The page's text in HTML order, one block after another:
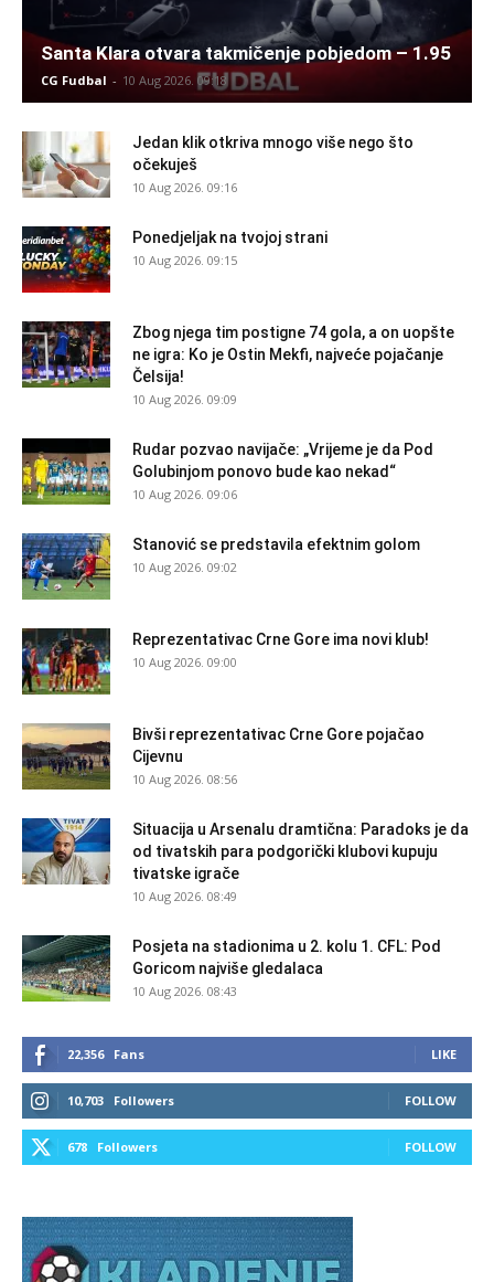
Santa Klara otvara takmičenje pobjedom – 1.95
CG Fudbal - 10 Aug 2026. 09:18
Jedan klik otkriva mnogo više nego što
očekuješ
10 Aug 2026. 09:16
Ponedjeljak na tvojoj strani
10 Aug 2026. 09:15
Zbog njega tim postigne 74 gola, a on uopšte
ne igra: Ko je Ostin Mekfi, najveće pojačanje
Čelsija!
10 Aug 2026. 09:09
Rudar pozvao navijače: „Vrijeme je da Pod
Golubinjom ponovo bude kao nekad“
10 Aug 2026. 09:06
Stanović se predstavila efektnim golom
10 Aug 2026. 09:02
Reprezentativac Crne Gore ima novi klub!
10 Aug 2026. 09:00
Bivši reprezentativac Crne Gore pojačao
Cijevnu
10 Aug 2026. 08:56
Situacija u Arsenalu dramtična: Paradoks je da
od tivatskih para podgorički klubovi kupuju
tivatske igrače
10 Aug 2026. 08:49
Posjeta na stadionima u 2. kolu 1. CFL: Pod
Goricom najviše gledalaca
10 Aug 2026. 08:43
22,356 Fans LIKE
10,703 Followers FOLLOW
678 Followers FOLLOW